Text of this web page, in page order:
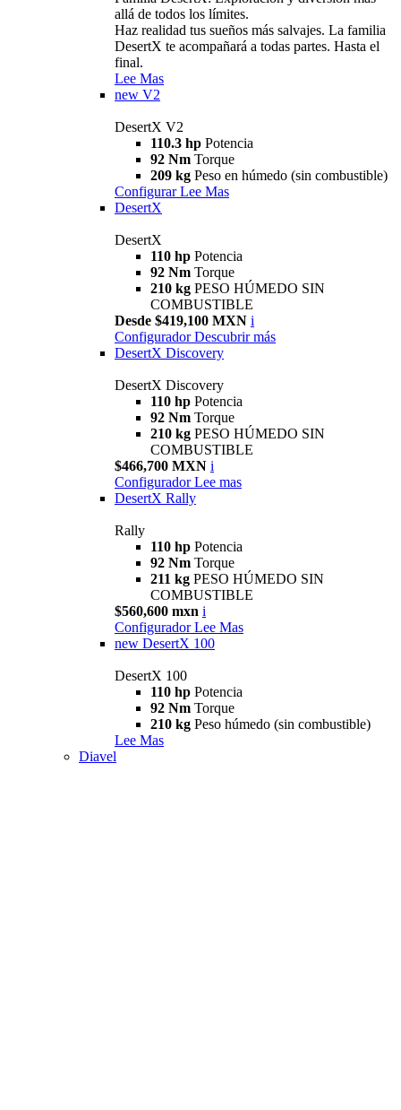
allá de todos los límites.
Haz realidad tus sueños más salvajes. La familia
DesertX te acompañará a todas partes. Hasta el
final.
Lee Mas
new V2
DesertX V2
110.3 hp Potencia
92 Nm Torque
209 kg Peso en húmedo (sin combustible)
Configurar Lee Mas
DesertX
DesertX
110 hp Potencia
92 Nm Torque
210 kg PESO HÚMEDO SIN
COMBUSTIBLE
Desde $419,100 MXN i
Configurador Descubrir más
DesertX Discovery
DesertX Discovery
110 hp Potencia
92 Nm Torque
210 kg PESO HÚMEDO SIN
COMBUSTIBLE
$466,700 MXN i
Configurador Lee mas
DesertX Rally
Rally
110 hp Potencia
92 Nm Torque
211 kg PESO HÚMEDO SIN
COMBUSTIBLE
$560,600 mxn i
Configurador Lee Mas
new DesertX 100
DesertX 100
110 hp Potencia
92 Nm Torque
210 kg Peso húmedo (sin combustible)
Lee Mas
Diavel